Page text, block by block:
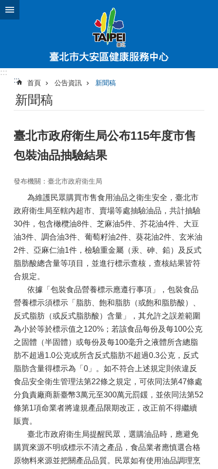
跳到主要內容區塊
:::
:::
首頁 公告資訊 新聞稿
新聞稿
臺北市政府衛生局公布115年度市售
包裝油品抽驗結果
發布機關：臺北市政府衛生局
為維護民眾購買市售食用油品之衛生安全，臺北市
政府衛生局至轄內超市、賣場等處抽驗油品，共計抽驗
30件，包含橄欖油8件、芝麻油5件、芥花油4件、大豆
油3件、調合油3件、葡萄籽油2件、葵花油2件、玄米油
2件、亞麻仁油1件，檢驗重金屬（汞、砷、鉛）及反式
脂肪酸總含量等項目，並進行標示查核，查核結果皆符
合規定。
依據「包裝食品營養標示應遵行事項」，包裝食品
營養標示須標示「脂肪、飽和脂肪（或飽和脂肪酸）、
反式脂肪（或反式脂肪酸）含量」，其允許之誤差範圍
為小於等於標示值之120%；若該食品每份及每100公克
之固體（半固體）或每份及每100毫升之液體所含總脂
肪不超過1.0公克或所含反式脂肪不超過0.3公克，反式
脂肪含量得標示為「0」。如不符合上述規定則依違反
食品安全衛生管理法第22條之規定，可依同法第47條處
分負責廠商新臺幣3萬元至300萬元罰鍰，並依同法第52
條第1項命業者將違規產品限期改正，改正前不得繼續
販賣。
臺北市政府衛生局提醒民眾，選購油品時，應避免
購買來源不明或標示不清之產品，食品業者應慎選合格
原物料來源並把關產品品質。民眾如有使用油品調理烹